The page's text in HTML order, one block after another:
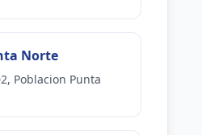
Norte
Poblacion Punta